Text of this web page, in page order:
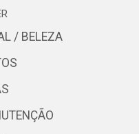
/ BELEZA